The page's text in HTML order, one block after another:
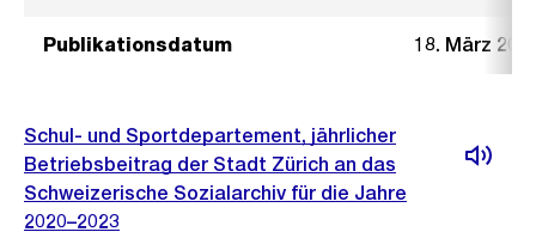
Publikationsdatum 18. März
Schul- und Sportdepartement, jährlicher
Betriebsbeitrag der Stadt Zürich an das
Schweizerische Sozialarchiv für die Jahre
2020–2023